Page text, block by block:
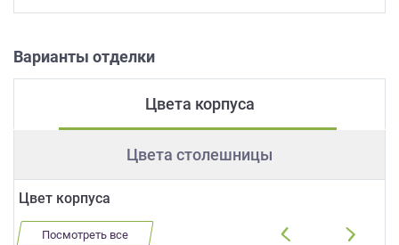
Варианты отделки
Цвета корпуса
Цвета столешницы
Цвет корпуса
Посмотреть все